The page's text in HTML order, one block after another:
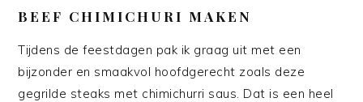
BEEF CHIMICHURI MAKEN
Tijdens de feestdagen pak ik graag uit met een
bijzonder en smaakvol hoofdgerecht zoals deze
gegrilde steaks met chimichurri saus. Dat is een heel